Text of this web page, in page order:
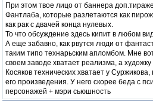
При этом твое лицо от баннера
Фантлаба, которые разлетаются как
как рак с двачей конца нулевых.
То что обсуждение здесь кипит в любом
А еще забавно, как рвутся люди от
таким типо технарьским апломбом. Мне
своем заводе хватает реализма, а
Косяков технических хватает у
его произведения. У него скорее беда с
персонажей + мэри сьюшность